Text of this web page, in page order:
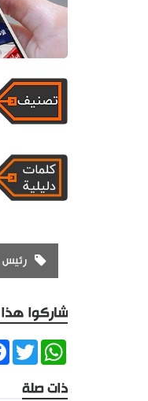
رئيس
شاركوا
Twitter
WhatsApp
ذات صلة